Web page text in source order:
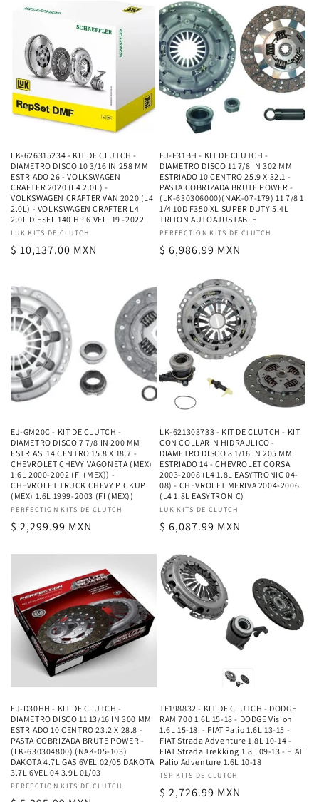
LK-626315234 - KIT DE CLUTCH -
DIAMETRO DISCO 10 3/16 IN 258 MM
ESTRIADO 26 - VOLKSWAGEN
CRAFTER 2020 (L4 2.0L) -
VOLKSWAGEN CRAFTER VAN 2020 (L4
2.0L) - VOLKSWAGEN CRAFTER L4
2.0L DIESEL 140 HP 6 VEL. 19 -2022
Proveedor:
LUK KITS DE CLUTCH
Precio
$ 10,137.00 MXN
EJ-F31BH - KIT DE CLUTCH -
DIAMETRO DISCO 11 7/8 IN 302 MM
ESTRIADO 10 CENTRO 25.9 X 32.1 -
PASTA COBRIZADA BRUTE POWER -
(LK-630306000)(NAK-07-179) 11 7/8 1
1/4 10D F350 XL SUPER DUTY 5.4L
TRITON AUTOAJUSTABLE
Proveedor:
PERFECTION KITS DE CLUTCH
Precio
$ 6,986.99 MXN
EJ-GM20C - KIT DE CLUTCH -
DIAMETRO DISCO 7 7/8 IN 200 MM
ESTRIAS: 14 CENTRO 15.8 X 18.7 -
CHEVROLET CHEVY VAGONETA (MEX)
1.6L 2000-2002 (FI (MEX)) -
CHEVROLET TRUCK CHEVY PICKUP
(MEX) 1.6L 1999-2003 (FI (MEX))
Proveedor:
PERFECTION KITS DE CLUTCH
Precio
$ 2,299.99 MXN
LK-621303733 - KIT DE CLUTCH - KIT
CON COLLARIN HIDRAULICO -
DIAMETRO DISCO 8 1/16 IN 205 MM
ESTRIADO 14 - CHEVROLET CORSA
2003-2008 (L4 1.8L EASYTRONIC 04-
08) - CHEVROLET MERIVA 2004-2006
(L4 1.8L EASYTRONIC)
Proveedor:
LUK KITS DE CLUTCH
Precio
$ 6,087.99 MXN
EJ-D30HH - KIT DE CLUTCH -
DIAMETRO DISCO 11 13/16 IN 300 MM
ESTRIADO 10 CENTRO 23.2 X 28.8 -
PASTA COBRIZADA BRUTE POWER -
(LK-630304800) (NAK-05-103)
DAKOTA 4.7L GAS 6VEL 02/05 DAKOTA
3.7L 6VEL 04 3.9L 01/03
Proveedor:
PERFECTION KITS DE CLUTCH
TE198832 - KIT DE CLUTCH - DODGE
RAM 700 1.6L 15-18 - DODGE Vision
1.6L 15-18. - FIAT Palio 1.6L 13-15 -
FIAT Strada Adventure 1.8L 10-14 -
FIAT Strada Trekking 1.8L 09-13 - FIAT
Palio Adventure 1.6L 10-18
Proveedor:
TSP KITS DE CLUTCH
Precio
$ 2,726.99 MXN